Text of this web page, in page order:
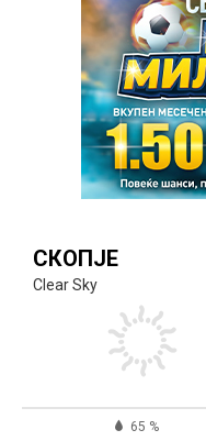
СКОПЈЕ
Clear Sky
65 %